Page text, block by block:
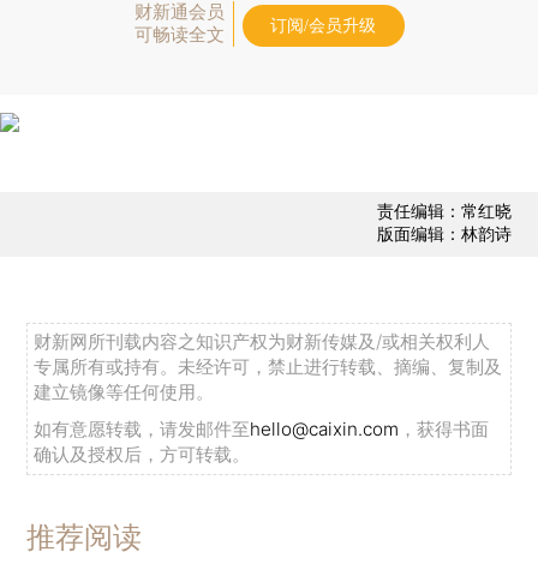
财新通会员
可畅读全文
订阅/会员升级
责任编辑：常红晓
版面编辑：林韵诗
财新网所刊载内容之知识产权为财新传媒及/或相关权利人
专属所有或持有。未经许可，禁止进行转载、摘编、复制及
建立镜像等任何使用。
如有意愿转载，请发邮件至hello@caixin.com ，获得书面
确认及授权后，方可转载。
推荐阅读